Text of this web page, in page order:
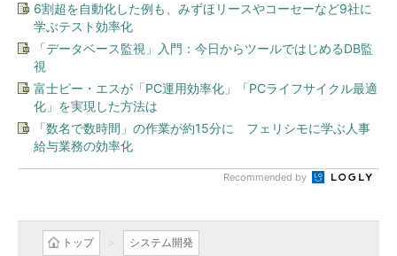
6割超を自動化した例も、みずほリースやコーセーなど9社に
学ぶテスト効率化
「データベース監視」入門：今日からツールではじめるDB監
視
富士ピー・エスが「PC運用効率化」「PCライフサイクル最適
化」を実現した方法は
「数名で数時間」の作業が約15分に フェリシモに学ぶ人事
給与業務の効率化
Recommended by
トップ システム開発